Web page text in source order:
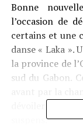
Bonne
l’occasion de
certains et une
danse « Laka
la province de
sud du Gabon.
dévoiler une
suspens.